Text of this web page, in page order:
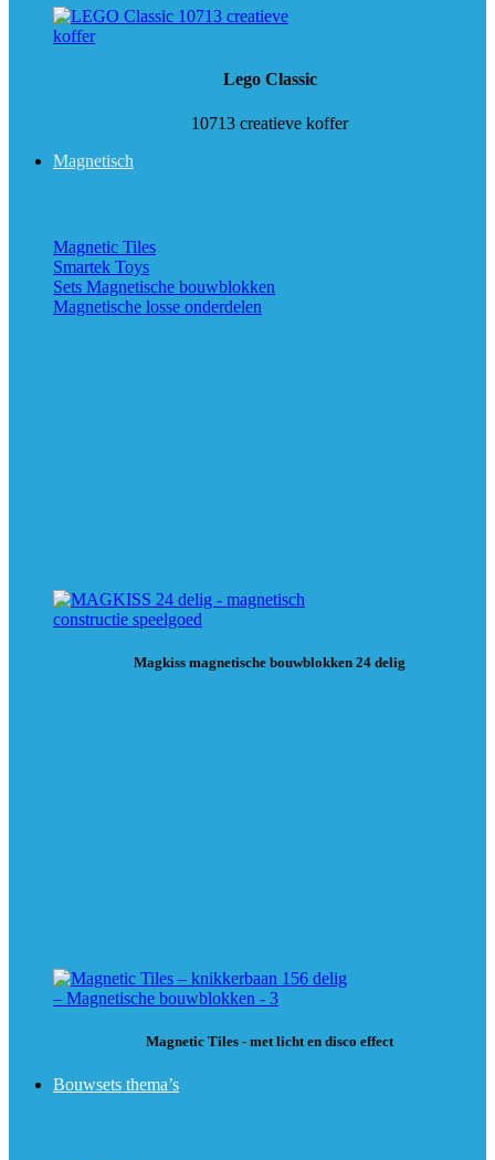
Lego Classic
10713 creatieve koffer
Magnetisch
Magnetic Tiles
Smartek Toys
Sets Magnetische bouwblokken
Magnetische losse onderdelen
Magkiss magnetische bouwblokken 24 delig
Magnetic Tiles - met licht en disco effect
Bouwsets thema’s